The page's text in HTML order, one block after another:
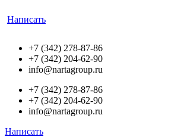
Написать
+7 (342) 278-87-86
+7 (342) 204-62-90
info@nartagroup.ru
+7 (342) 278-87-86
+7 (342) 204-62-90
info@nartagroup.ru
Написать